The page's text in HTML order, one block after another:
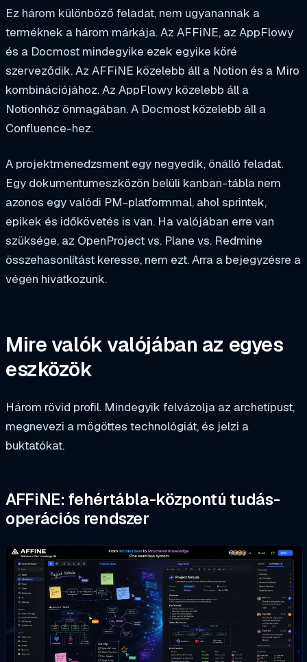
Ez három különböző feladat, nem ugyanannak a
terméknek a három márkája. Az AFFiNE, az AppFlowy
és a Docmost mindegyike ezek egyike köré
szerveződik. Az AFFiNE közelebb áll a Notion és a Miro
kombinációjához. Az AppFlowy közelebb áll a
Notionhöz önmagában. A Docmost közelebb áll a
Confluence-hez.
A projektmenedzsment egy negyedik, önálló feladat.
Egy dokumentumeszközön belüli kanban-tábla nem
azonos egy valódi PM-platformmal, ahol sprintek,
epikek és időkövetés is van. Ha valójában erre van
szüksége, az OpenProject vs. Plane vs. Redmine
összehasonlítást keresse, nem ezt. Arra a bejegyzésre a
végén hivatkozunk.
Mire valók valójában az egyes
eszközök
Három rövid profil. Mindegyik felvázolja az archetípust,
megnevezi a mögöttes technológiát, és jelzi a
buktatókat.
AFFiNE: fehértábla-központú tudás-
operációs rendszer